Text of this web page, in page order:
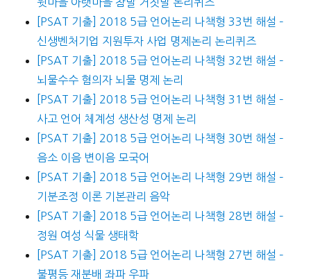
[PSAT 기출] 2018 5급 언어논리 나책형 33번 해설 –
신생벤처기업 지원투자 사업 명제논리 논리퀴즈
[PSAT 기출] 2018 5급 언어논리 나책형 32번 해설 –
뇌물수수 혐의자 뇌물 명제 논리
[PSAT 기출] 2018 5급 언어논리 나책형 31번 해설 –
사고 언어 체계성 생산성 명제 논리
[PSAT 기출] 2018 5급 언어논리 나책형 30번 해설 –
음소 이음 변이음 모국어
[PSAT 기출] 2018 5급 언어논리 나책형 29번 해설 –
기분조정 이론 기본관리 음악
[PSAT 기출] 2018 5급 언어논리 나책형 28번 해설 –
정원 여성 식물 생태학
[PSAT 기출] 2018 5급 언어논리 나책형 27번 해설 –
불평등 재분배 좌파 우파